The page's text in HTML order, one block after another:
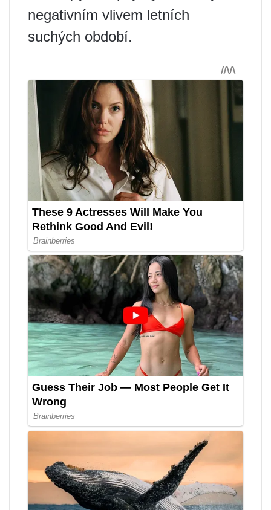
negativním vlivem letních
suchých období.